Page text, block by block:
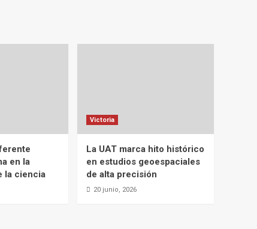
en la
la ciencia
Victoria
La UAT marca hito histórico
en estudios geoespaciales
de alta precisión
20 junio, 2026